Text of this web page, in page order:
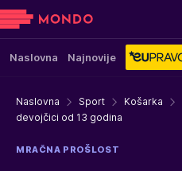
Naslovna Najnovije
Naslovna Sport Košarka
devojčici od 13 godina
MRAČNA PROŠLOST